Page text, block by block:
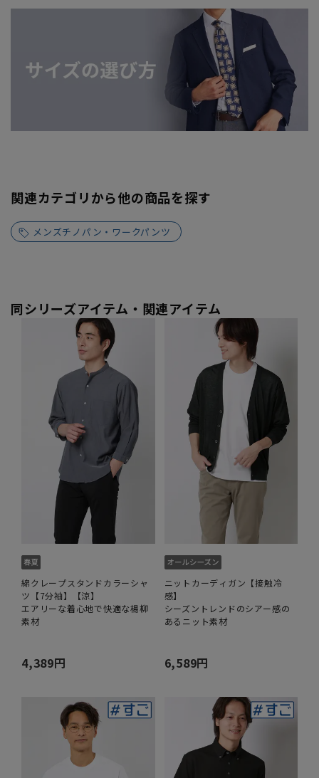
関連カテゴリから他の商品を探す
メンズチノパン・ワークパンツ
同シリーズアイテム・関連アイテム
綿クレープスタンドカラーシャ
ツ【7分袖】【涼】
エアリーな着心地で快適な楊柳
素材
4,389円
ニットカーディガン【接触冷
感】
シーズントレンドのシアー感の
あるニット素材
6,589円